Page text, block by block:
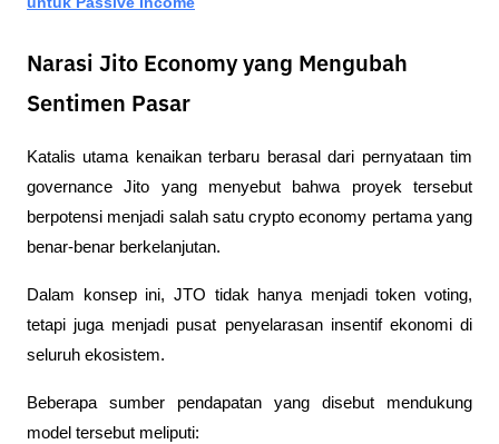
Narasi Jito Economy yang Mengubah
Sentimen Pasar
Katalis utama kenaikan terbaru berasal dari pernyataan tim
governance Jito yang menyebut bahwa proyek tersebut
berpotensi menjadi salah satu crypto economy pertama yang
benar-benar berkelanjutan.
Dalam konsep ini, JTO tidak hanya menjadi token voting,
tetapi juga menjadi pusat penyelarasan insentif ekonomi di
seluruh ekosistem.
Beberapa sumber pendapatan yang disebut mendukung
model tersebut meliputi: